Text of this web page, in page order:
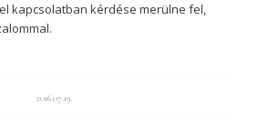
kapcsolatban kérdése merülne fel,
2016.07.19.